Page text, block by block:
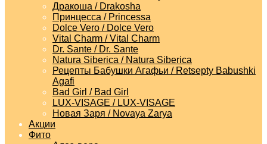
Дракоша / Drakosha
Принцесса / Princessa
Dolce Vero / Dolce Vero
Vital Charm / Vital Charm
Dr. Sante / Dr. Sante
Natura Siberica / Natura Siberica
Рецепты Бабушки Агафьи / Retsepty Babushki
Agafi
Bad Girl / Bad Girl
LUX-VISAGE / LUX-VISAGE
Новая Заря / Novaya Zarya
Акции
Фито